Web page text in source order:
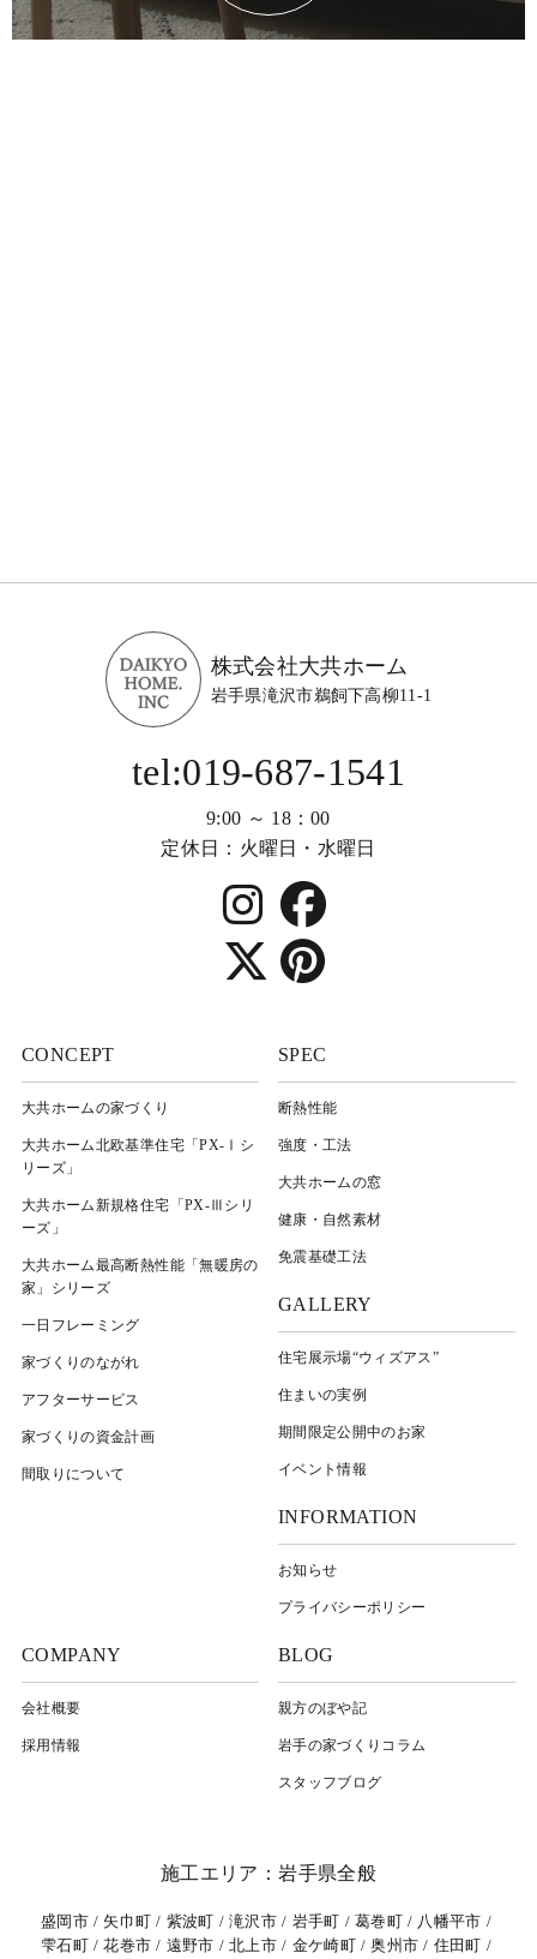
株式会社大共ホーム
岩手県滝沢市鵜飼下高柳11-1
tel:019-687-1541
9:00 ～ 18：00
定休日：火曜日・水曜日
CONCEPT
大共ホームの家づくり
大共ホーム北欧基準住宅「PX-Ⅰシ
リーズ」
大共ホーム新規格住宅「PX-Ⅲシリ
ーズ」
大共ホーム最高断熱性能「無暖房の
家」シリーズ
一日フレーミング
家づくりのながれ
アフターサービス
家づくりの資金計画
間取りについて
SPEC
断熱性能
強度・工法
大共ホームの窓
健康・自然素材
免震基礎工法
GALLERY
住宅展示場“ウィズアス”
住まいの実例
期間限定公開中のお家
イベント情報
INFORMATION
お知らせ
プライバシーポリシー
COMPANY
会社概要
採用情報
BLOG
親方のぼや記
岩⼿の家づくりコラム
スタッフブログ
施工エリア：岩手県全般
盛岡市 矢巾町 紫波町 滝沢市 岩手町 葛巻町
八幡平市
雫石町
花巻市 遠野市 北上市 金ケ崎町 奥州市 住田町